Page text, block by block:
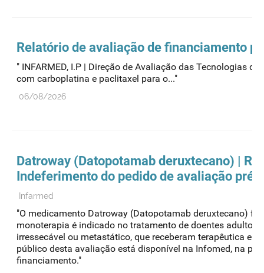
Relatório de avaliação de financiamento
" INFARMED, I.P | Direção de Avaliação das Tecnologias de
com carboplatina e paclitaxel para o..."
06/08/2026
Datroway (Datopotamab deruxtecano) |
Indeferimento do pedido de avaliação
Infarmed
"O medicamento Datroway (Datopotamab deruxtecano)
monoterapia é indicado no tratamento de doentes adultos
irressecável ou metastático, que receberam terapêutica
público desta avaliação está disponível na Infomed, na
financiamento."